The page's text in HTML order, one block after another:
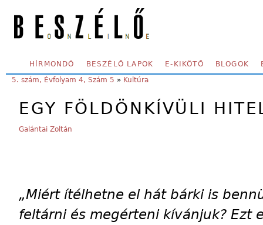
SECONDARY MENU
HÍRMONDÓ BESZÉLŐ LAPOK E-KIKÖTŐ BLOGOK
YOU ARE HERE:
5. szám, Évfolyam 4, Szám 5 » Kultúra
EGY FÖLDÖNKÍVÜLI
Galántai Zoltán
„Miért ítélhetne el hát bárki is
feltárni és megérteni kívánjuk? Ezt